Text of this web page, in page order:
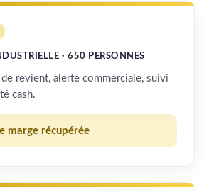
· 650 PERSONNES
revient, alerte commerciale, suivi
cash.
marge récupérée